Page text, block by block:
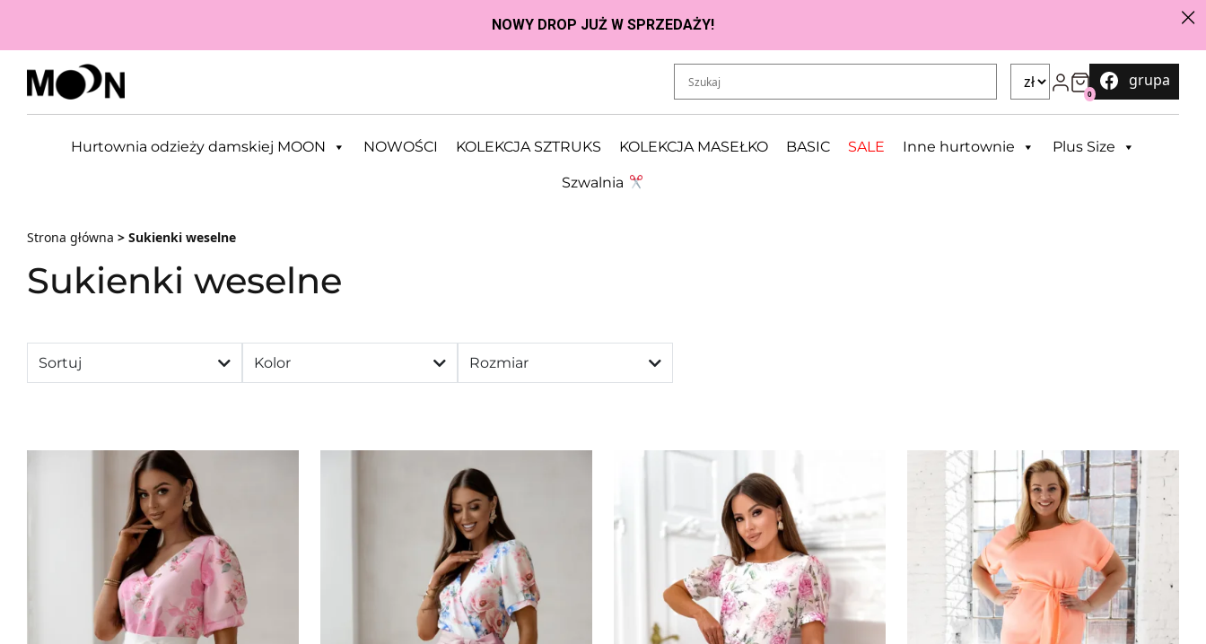
Przejdź do zawartości
0
grupa
Hurtownia odzieży damskiej MOON NOWOŚCI KOLEKCJA SZTRUKS KOLEKCJA MASEŁKO BASIC SALE Inne hurtownie Plus Size
Szwalnia
Strona główna > Sukienki weselne
Sukienki weselne
Sortuj Kolor Rozmiar